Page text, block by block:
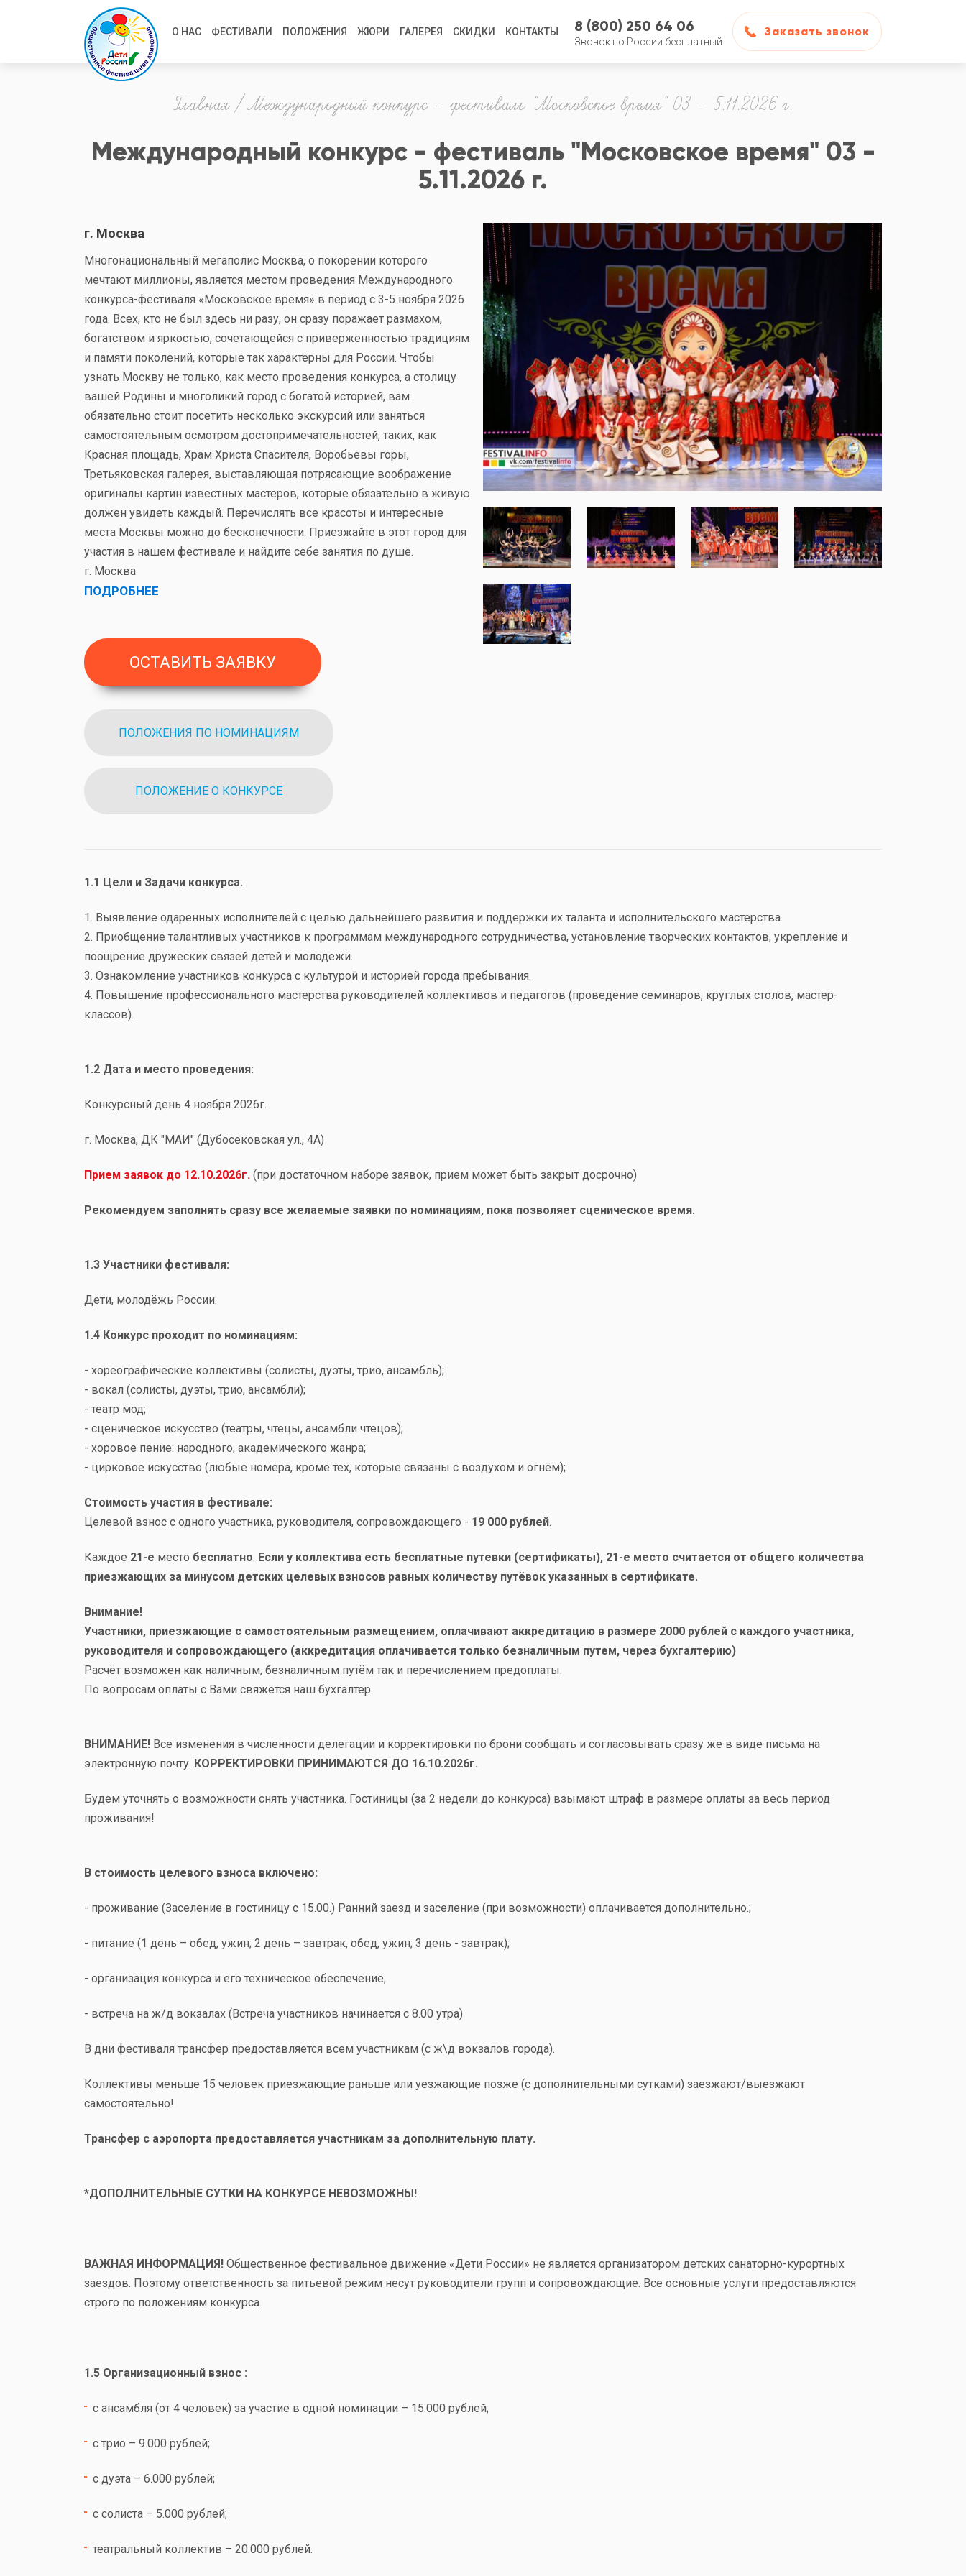
Main
О НАС ФЕСТИВАЛИ ПОЛОЖЕНИЯ ЖЮРИ ГАЛЕРЕЯ СКИДКИ КОНТАКТЫ 8 (800) 250 64 06
Звонок по России бесплатный
Заказать звонок
Международный конкурс - фестиваль "Московское время" 03 -
5.11.2026 г.
г. Москва
Многонациональный мегаполис Москва, о покорении которого
мечтают миллионы, является местом проведения Международного
конкурса-фестиваля «Московское время» в период с 3-5 ноября 2026
года. Всех, кто не был здесь ни разу, он сразу поражает размахом,
богатством и яркостью, сочетающейся с приверженностью традициям
и памяти поколений, которые так характерны для России. Чтобы
узнать Москву не только, как место проведения конкурса, а столицу
вашей Родины и многоликий город с богатой историей, вам
обязательно стоит посетить несколько экскурсий или заняться
самостоятельным осмотром достопримечательностей, таких, как
Красная площадь, Храм Христа Спасителя, Воробьевы горы,
Третьяковская галерея, выставляющая потрясающие воображение
оригиналы картин известных мастеров, которые обязательно в живую
должен увидеть каждый. Перечислять все красоты и интересные
места Москвы можно до бесконечности. Приезжайте в этот город для
участия в нашем фестивале и найдите себе занятия по душе.
г. Москва
ПОДРОБНЕЕ
ОСТАВИТЬ ЗАЯВКУ
ПОЛОЖЕНИЯ ПО НОМИНАЦИЯМ
ПОЛОЖЕНИЕ О КОНКУРСЕ
1.1 Цели и Задачи конкурса.
1. Выявление одаренных исполнителей с целью дальнейшего развития и поддержки их таланта и исполнительского мастерства.
2. Приобщение талантливых участников к программам международного сотрудничества, установление творческих контактов, укрепление и
поощрение дружеских связей детей и молодежи.
3. Ознакомление участников конкурса с культурой и историей города пребывания.
4. Повышение профессионального мастерства руководителей коллективов и педагогов (проведение семинаров, круглых столов, мастер-
классов).
1.2 Дата и место проведения:
Конкурсный день 4 ноября 2026г.
г. Москва, ДК "МАИ" (Дубосековская ул., 4А)
Прием заявок до 12.10.2026г. (при достаточном наборе заявок, прием может быть закрыт досрочно)
Рекомендуем заполнять сразу все желаемые заявки по номинациям, пока позволяет сценическое время.
1.3 Участники фестиваля:
Дети, молодёжь России.
1.4 Конкурс проходит по номинациям:
- хореографические коллективы (солисты, дуэты, трио, ансамбль);
- вокал (солисты, дуэты, трио, ансамбли);
- театр мод;
- сценическое искусство (театры, чтецы, ансамбли чтецов);
- хоровое пение: народного, академического жанра;
- цирковое искусство (любые номера, кроме тех, которые связаны с воздухом и огнём);
Стоимость участия в фестивале:
Целевой взнос с одного участника, руководителя, сопровождающего - 19 000 рублей.
Каждое 21-е место бесплатно. Если у коллектива есть бесплатные путевки (сертификаты), 21-е место считается от общего количества
приезжающих за минусом детских целевых взносов равных количеству путёвок указанных в сертификате.
Внимание!
Участники, приезжающие с самостоятельным размещением, оплачивают аккредитацию в размере 2000 рублей с каждого участника,
руководителя и сопровождающего (аккредитация оплачивается только безналичным путем, через бухгалтерию)
Расчёт возможен как наличным, безналичным путём так и перечислением предоплаты.
По вопросам оплаты с Вами свяжется наш бухгалтер.
ВНИМАНИЕ! Все изменения в численности делегации и корректировки по брони сообщать и согласовывать сразу же в виде письма на
электронную почту. КОРРЕКТИРОВКИ ПРИНИМАЮТСЯ ДО 16.10.2026г.
Будем уточнять о возможности снять участника. Гостиницы (за 2 недели до конкурса) взымают штраф в размере оплаты за весь период
проживания!
В стоимость целевого взноса включено:
- проживание (Заселение в гостиницу с 15.00.) Ранний заезд и заселение (при возможности) оплачивается дополнительно.;
- питание (1 день – обед, ужин; 2 день – завтрак, обед, ужин; 3 день - завтрак);
- организация конкурса и его техническое обеспечение;
- встреча на ж/д вокзалах (Встреча участников начинается с 8.00 утра)
В дни фестиваля трансфер предоставляется всем участникам (с ж\д вокзалов города).
Коллективы меньше 15 человек приезжающие раньше или уезжающие позже (с дополнительными сутками) заезжают/выезжают
самостоятельно!
Трансфер с аэропорта предоставляется участникам за дополнительную плату.
*ДОПОЛНИТЕЛЬНЫЕ СУТКИ НА КОНКУРСЕ НЕВОЗМОЖНЫ!
ВАЖНАЯ ИНФОРМАЦИЯ! Общественное фестивальное движение «Дети России» не является организатором детских санаторно-курортных
заездов. Поэтому ответственность за питьевой режим несут руководители групп и сопровождающие. Все основные услуги предоставляются
строго по положениям конкурса.
1.5 Организационный взнос :
с ансамбля (от 4 человек) за участие в одной номинации – 15.000 рублей;
с трио – 9.000 рублей;
с дуэта – 6.000 рублей;
с солиста – 5.000 рублей;
театральный коллектив – 20.000 рублей.